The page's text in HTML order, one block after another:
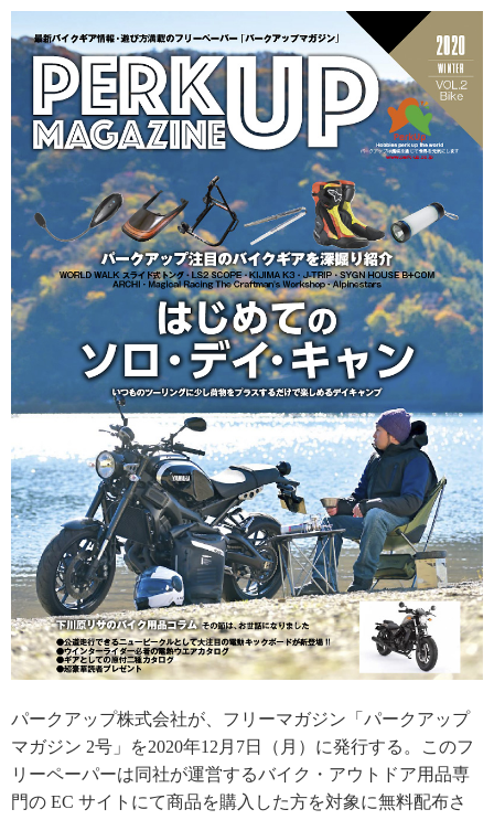
パークアップ株式会社が、フリーマガジン「パークアップ
マガジン 2号」を2020年12月7日（月）に発行する。このフ
リーペーパーは同社が運営するバイク・アウトドア用品専
門の EC サイトにて商品を購入した方を対象に無料配布さ